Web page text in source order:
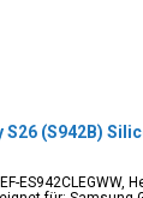
S26 (S942B)
ES942CLEGWW,